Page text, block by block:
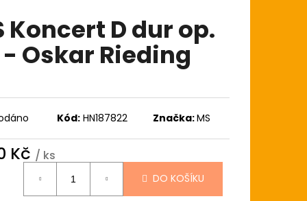
Koncert D dur op.
- Oskar Rieding
Kód: HN187822 Značka:MS
Kč / ks
DO KOŠÍKU
DREADNOUGHT CE62